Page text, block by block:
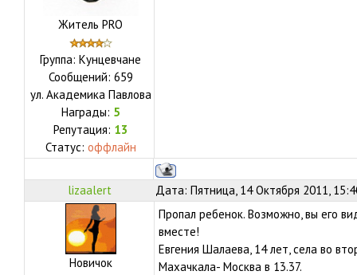
Житель PRO
Группа: Кунцевчане
Сообщений: 659
ул. Академика Павлова
Награды: 5
Репутация: 13
Статус: оффлайн
lizaalert Дата: Пятница, 14 Октября 2011,
Новичок
Пропал ребенок. Возможно, вы его
вместе!
Евгения Шалаева, 14 лет, села во
Махачкала- Москва в 13.37.